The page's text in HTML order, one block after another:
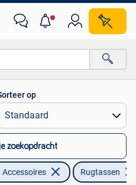
op
zoekopdracht
Accessoires Rugtassen